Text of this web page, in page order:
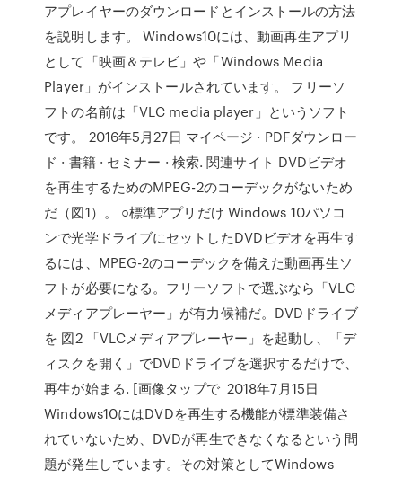
アプレイヤーのダウンロードとインストールの方法
を説明します。 Windows10には、動画再生アプリ
として「映画＆テレビ」や「Windows Media
Player」がインストールされています。 フリーソ
フトの名前は「VLC media player」というソフト
です。 2016年5月27日 マイページ · PDFダウンロー
ド · 書籍 · セミナー · 検索. 関連サイト DVDビデオ
を再生するためのMPEG-2のコーデックがないため
だ（図1）。 ○標準アプリだけ Windows 10パソコ
ンで光学ドライブにセットしたDVDビデオを再生す
るには、MPEG-2のコーデックを備えた動画再生ソ
フトが必要になる。フリーソフトで選ぶなら「VLC
メディアプレーヤー」が有力候補だ。DVDドライブ
を 図2 「VLCメディアプレーヤー」を起動し、「デ
ィスクを開く」でDVDドライブを選択するだけで、
再生が始まる. [画像タップで 2018年7月15日
Windows10にはDVDを再生する機能が標準装備さ
れていないため、DVDが再生できなくなるという問
題が発生しています。その対策としてWindows